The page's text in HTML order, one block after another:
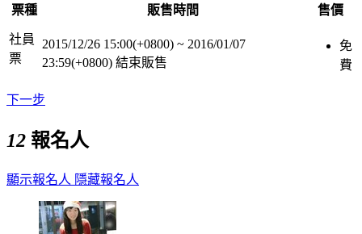
票種 販售時間 售價
社員
票
2015/12/26 15:00(+0800) ~ 2016/01/07
23:59(+0800) 結束販售
免
費
下一步
12 報名人
顯示報名人 隱藏報名人